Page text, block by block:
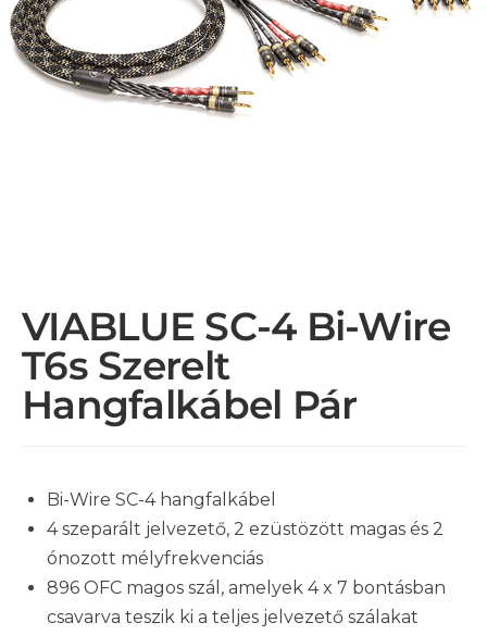
VIABLUE SC-4 Bi-Wire
T6s Szerelt
Hangfalkábel Pár
Bi-Wire SC-4 hangfalkábel
4 szeparált jelvezető, 2 ezüstözött magas és 2
ónozott mélyfrekvenciás
896 OFC magos szál, amelyek 4 x 7 bontásban
csavarva teszik ki a teljes jelvezető szálakat